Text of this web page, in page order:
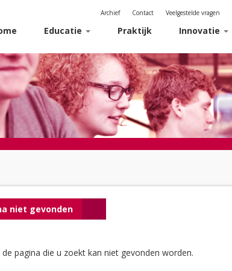
Archief Contact Veelgestelde vragen
Educatie Praktijk Innovatie
niet gevonden
de pagina die u zoekt kan niet gevonden worden.